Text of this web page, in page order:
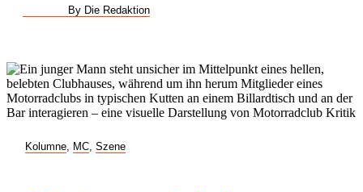
By Die Redaktion
Kolumne MC Szene